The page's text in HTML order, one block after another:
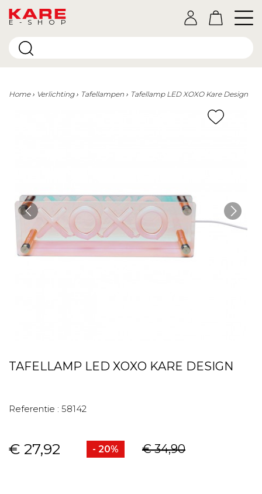
E-SHOP
Home Verlichting Tafellampen Tafellamp LED XOXO Kare Design
TAFELLAMP LED XOXO KARE DESIGN
Referentie : 58142
€ 27,92 - 20% € 34,90